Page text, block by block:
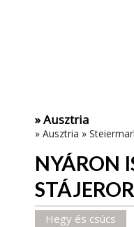
» Ausztria
» Ausztria »
NYÁRON
Hegy és csúcs